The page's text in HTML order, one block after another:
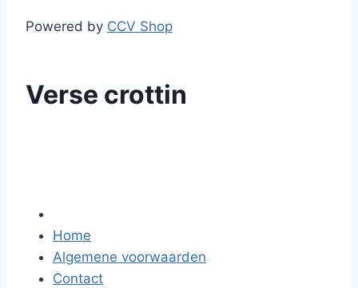
Powered by CCV Shop
Verse crottin
Home
Algemene voorwaarden
Contact